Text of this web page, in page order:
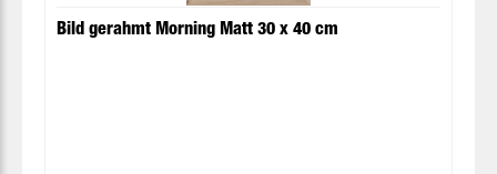
Bild gerahmt Morning Matt 30 x 40 cm